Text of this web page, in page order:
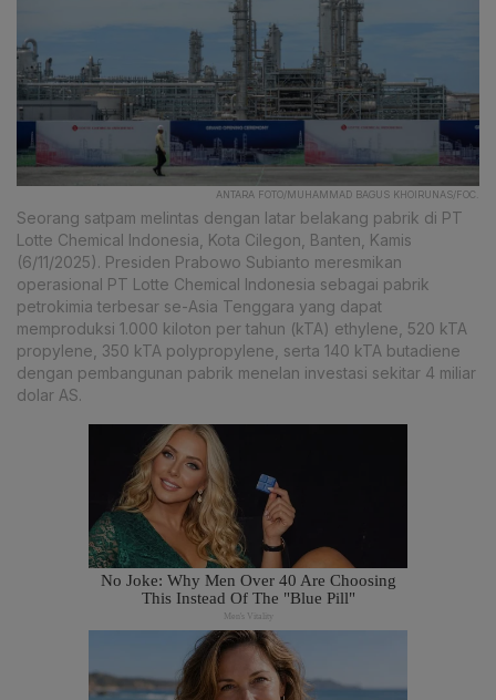
ANTARA FOTO/MUHAMMAD BAGUS KHOIRUNAS/FOC.
Seorang satpam melintas dengan latar belakang pabrik di PT
Lotte Chemical Indonesia, Kota Cilegon, Banten, Kamis
(6/11/2025). Presiden Prabowo Subianto meresmikan
operasional PT Lotte Chemical Indonesia sebagai pabrik
petrokimia terbesar se-Asia Tenggara yang dapat
memproduksi 1.000 kiloton per tahun (kTA) ethylene, 520 kTA
propylene, 350 kTA polypropylene, serta 140 kTA butadiene
dengan pembangunan pabrik menelan investasi sekitar 4 miliar
dolar AS.